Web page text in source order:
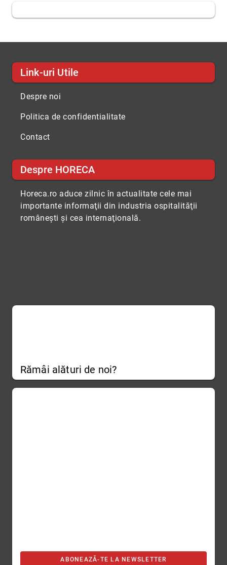
Link-uri Utile
Despre noi
Politica de confidentialitate
Contact
Despre HORECA
Horeca.ro aduce zilnic în actualitate cele mai
importante informaţii din industria ospitalităţii
româneşti şi cea internaţională.
Rămâi alături de noi?
ABONEAZĂ-TE LA NEWSLETTER